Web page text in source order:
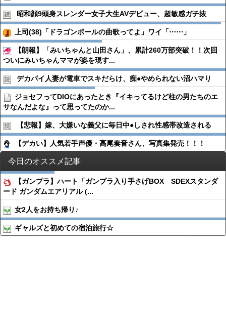
昭和顔9頭身スレンダー女子大生AVデビュー、超敏感ガチ抜
上司(38)「ドラゴンボールの曲歌ってよ」ワイ「⋯⋯」
【朗報】「みいちゃんと山田さん」、累計260万部突破！！次回
ついにみいちゃんママが姿を現す...
デカパイ人妻が電車でスキだらけ、痴●︎やめられない沼ハマり
ジョセフってDIOにあったとき『イキってるけど柱の男たちのエ
サなんだよな』って思ってたのか...
【悲報】嫁、大嫌いな義父に毎日中●︎しされ性感帯改造される
【デカい】人気若手声優・高尾奏音さん、写真集発売！！！
今日のオススメ記事
【ガンプラ】ハート「ガンプラ入り手さげBOX SDEXスタンダ
ード ガンダムエアリアル (...
女2人をお持ち帰り♪
ギャルズと初めての宿泊旅行☆